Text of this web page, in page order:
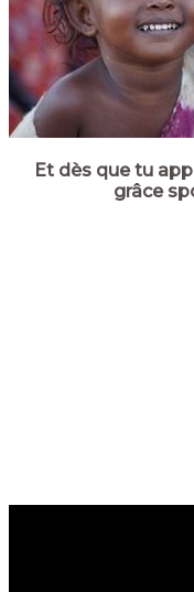
Et dès que tu
grâce